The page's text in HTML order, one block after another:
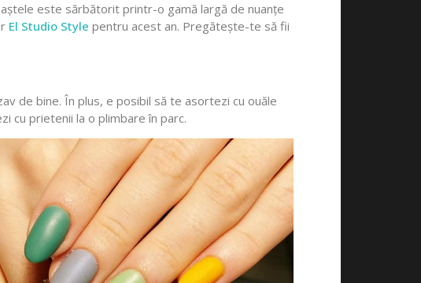
este sărbătorit printr-o gamă largă de nuanțe
El Studio Style pentru acest an. Pregătește-te să fii
de bine. În plus, e posibil să te asortezi cu ouăle
cu prietenii la o plimbare în parc.